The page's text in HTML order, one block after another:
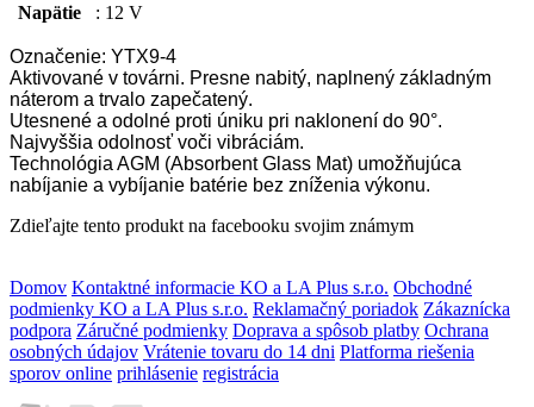
Napätie
: 12 V
Označenie: YTX9-4
Aktivované v továrni. Presne nabitý, naplnený základným
náterom a trvalo zapečatený.
Utesnené a odolné proti úniku pri naklonení do 90°.
Najvyššia odolnosť voči vibráciám.
Technológia AGM (Absorbent Glass Mat) umožňujúca
nabíjanie a vybíjanie batérie bez zníženia výkonu.
Zdieľajte tento produkt na facebooku svojim známym
Domov Kontaktné informacie KO a LA Plus s.r.o. Obchodné
podmienky KO a LA Plus s.r.o. Reklamačný poriadok Zákaznícka
podpora Záručné podmienky Doprava a spôsob platby Ochrana
osobných údajov Vrátenie tovaru do 14 dni Platforma riešenia
sporov online prihlásenie registrácia